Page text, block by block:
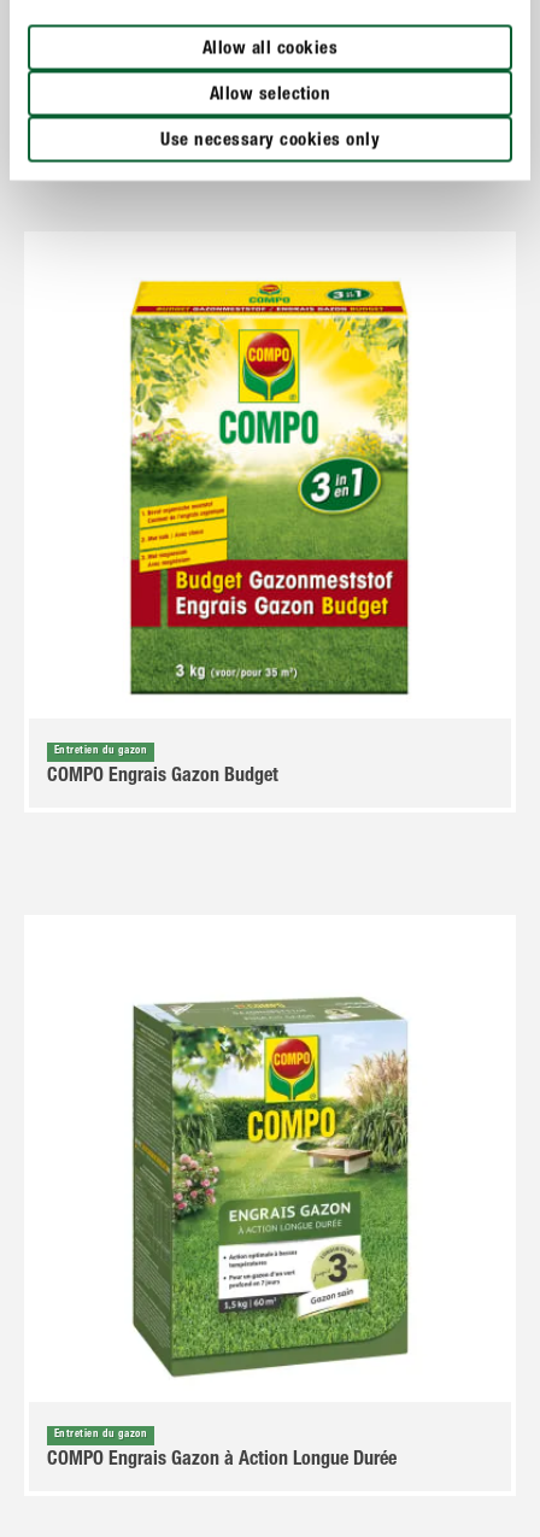
Allow all cookies
Allow selection
Use necessary cookies only
Entretien du gazon
COMPO Engrais Gazon Budget 3 en 1
Entretien du gazon
COMPO Engrais Gazon Budget
Entretien du gazon
COMPO Engrais Gazon à Action Longue Durée